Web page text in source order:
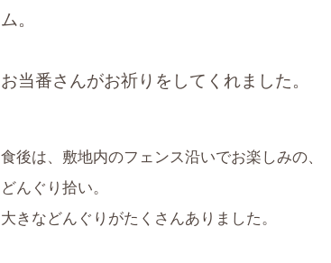
ム。
お当番さんがお祈りをしてくれました。
食後は、敷地内のフェンス沿いでお楽しみの、
どんぐり拾い。
大きなどんぐりがたくさんありました。